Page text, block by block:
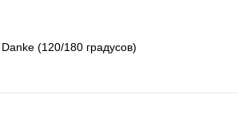
(120/180 градусов)